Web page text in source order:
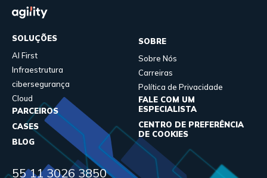
SOLUÇÕES
AI First
Infraestrutura
cibersegurança
Cloud
PARCEIROS
CASES
BLOG
SOBRE
Sobre Nós
Carreiras
Política de Privacidade
FALE COM UM
ESPECIALISTA
CENTRO DE PREFERÊNCIA
DE COOKIES
55 11 3026 3850